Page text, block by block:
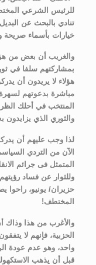
للرئيس الشرعي
تنادي بالبحث عن
خيارات بأسماء
والغريب أن بعض من
هؤلاء لا يريدون أن
المنتخب في أحلك
والثوري الذي يزايدون
لذا وجب عليهم أن
الآن من التردي
المتمثل فى جرائم
حزيران/ يونيو،
المختطف!
والأغرب من هذا وذاك
الحزبية، فإنهم لا
واحد، وهو عدم عودة
قبل أن يذهب